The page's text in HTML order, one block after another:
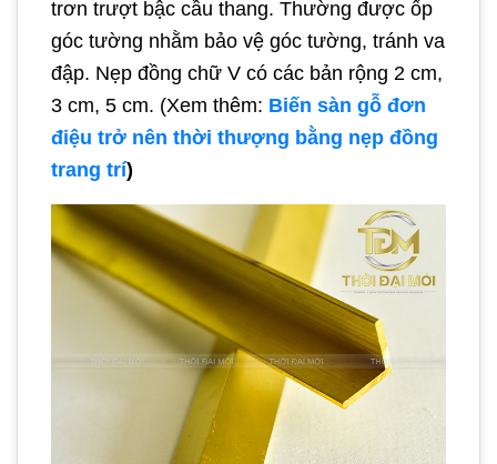
trơn trượt bậc cầu thang. Thường được ốp
góc tường nhằm bảo vệ góc tường, tránh va
đập. Nẹp đồng chữ V có các bản rộng 2 cm,
3 cm, 5 cm. (Xem thêm: Biến sàn gỗ đơn
điệu trở nên thời thượng bằng nẹp đồng
trang trí)